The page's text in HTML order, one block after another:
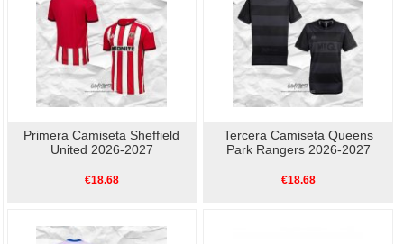
Primera Camiseta Sheffield
United 2026-2027
€18.68
Tercera Camiseta Queens
Park Rangers 2026-2027
€18.68